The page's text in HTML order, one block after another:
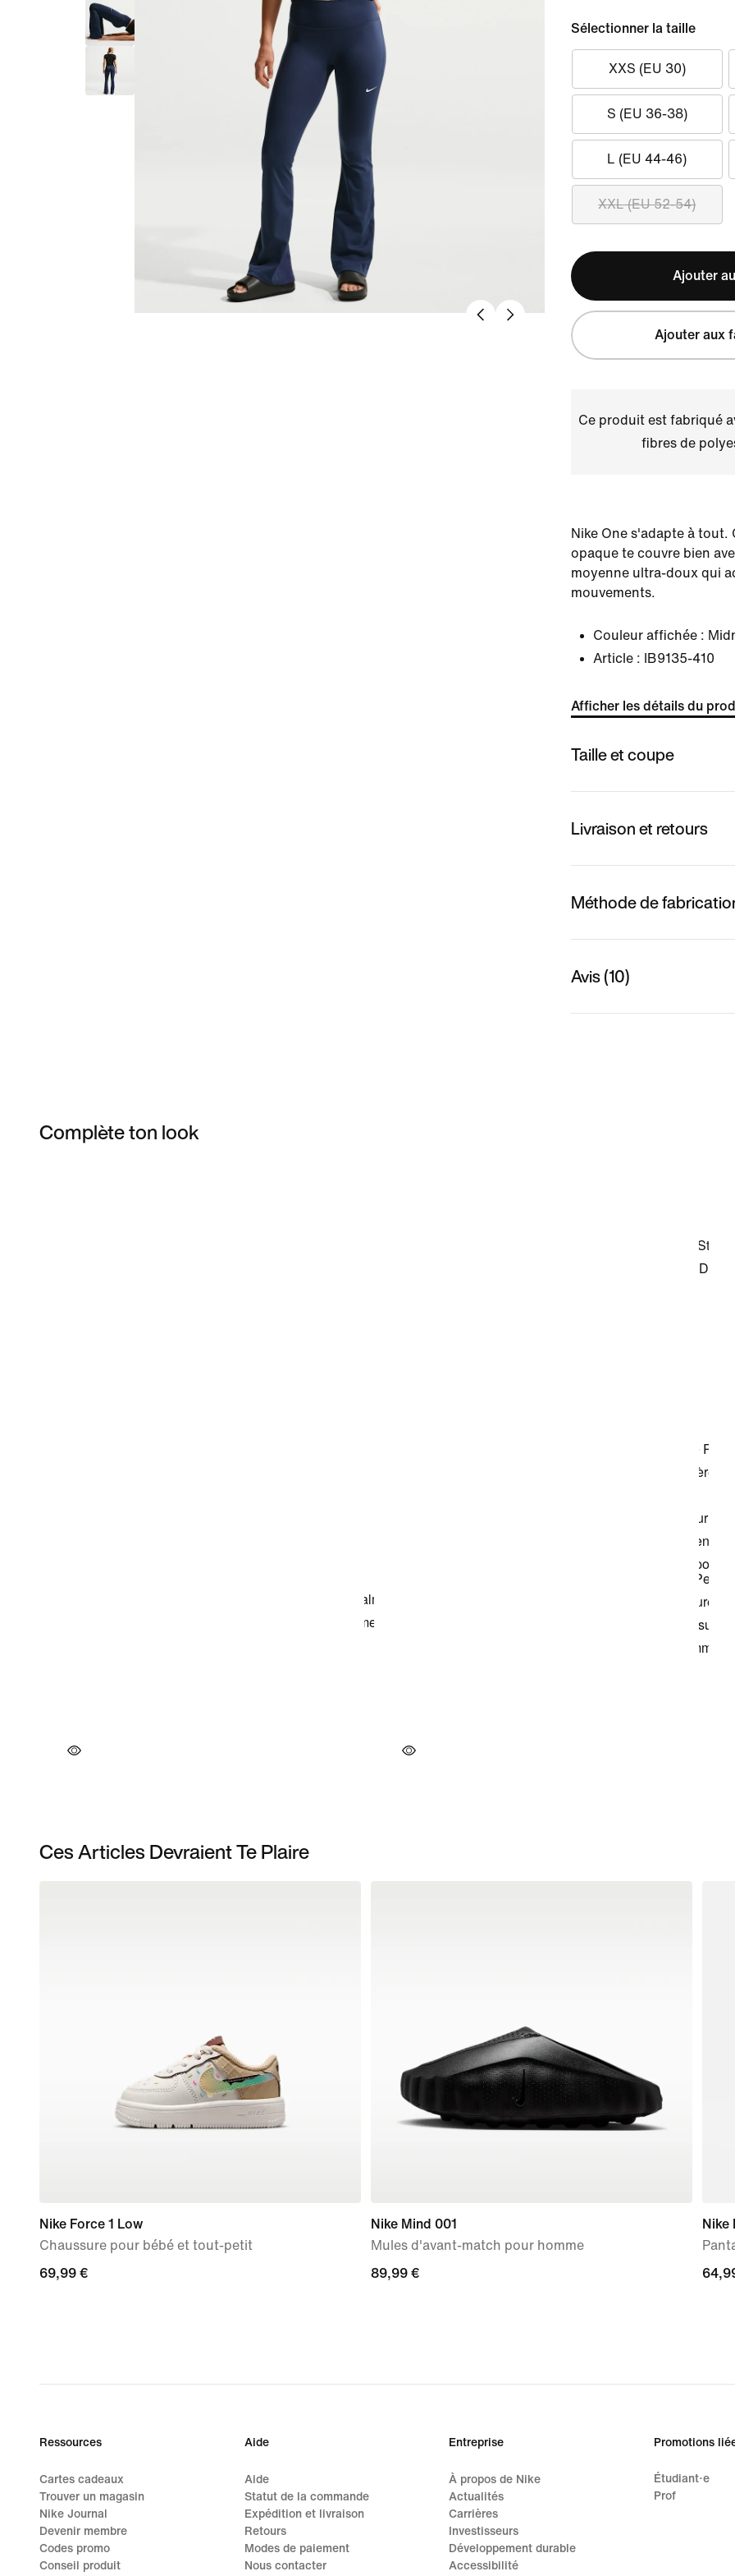
Sélectionner la taille
XXS (EU 30)
S (EU 36-38)
L (EU 44-46)
XXL (EU 52-54)
Ajouter
Ajouter aux
Ce produit est fabriqué
fibres de
Nike One s'adapte à tout.
opaque te couvre bien
moyenne ultra-doux qui
mouvements.
Couleur affichée :
Article :
IB9135-410
Afficher les détails du
Taille et coupe
Livraison et retours
Méthode de
Avis (10)
Complète ton look
Ces Articles Devraient Te Plaire
Nike Force 1 Low
Chaussure pour bébé et tout-petit
69,99 €
69,99 €
Nike Mind 001
Mules d'avant-match pour homme
89,99 €
89,99 €
Nike
Ressources
Cartes cadeaux
Trouver un magasin
Nike Journal
Devenir membre
Codes promo
Conseil produit
Aide
Aide
Statut de la commande
Expédition et livraison
Retours
Modes de paiement
Nous contacter
Entreprise
À propos de Nike
Actualités
Carrières
Investisseurs
Développement durable
Accessibilité
Promotions
Étudiant·e
Prof